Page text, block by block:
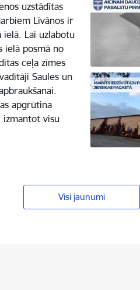
uzstādītas
Līvānos ir
ielā. Lai uzlabotu
ielā posmā no
ceļa zīmes
Saules un
apgrūtina
izmantot visu
Visi jaunumi